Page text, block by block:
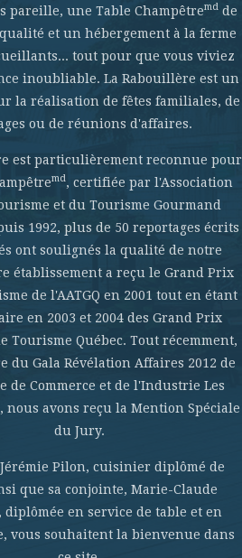
pareille, une Table Champêtremdde
et un hébergement à la ferme
tout pour que vous viviez
inoubliable. La Rabouillère est un
la réalisation de fêtes familiales, de
ou de réunions d'affaires.
est particulièrement reconnue pour
md, certifiée par l'Association
et du Tourisme Gourmand
1992, plus de 50 reportages écrits
ont soulignés la qualité de notre
établissement a reçu le Grand Prix
de l'AATGQ en 2001 tout en étant
en 2003 et 2004 des Grand Prix
Tourisme Québec. Tout récemment,
du Gala Révélation Affaires 2012 de
de Commerce et de l'Industrie Les
nous avons reçu la Mention Spéciale
du Jury.
Jérémie Pilon, cuisinier diplômé de
que sa conjointe, Marie-Claude
diplômée en service de table et en
vous souhaitent la bienvenue dans